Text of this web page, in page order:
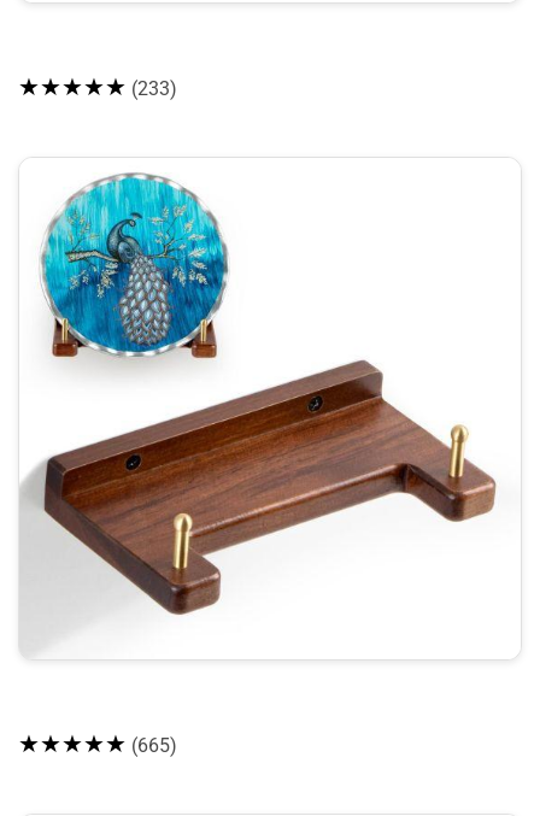
★★★★★ (233)
★★★★★ (665)